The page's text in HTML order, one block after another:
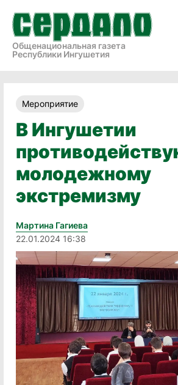
Общенациональная газета
Республики Ингушетия
Мероприятие
В Ингушетии
молодежному
экстремизму
Мартина Гагиева
22.01.2024 16:38